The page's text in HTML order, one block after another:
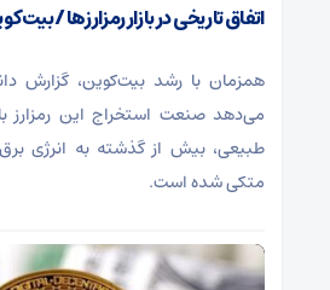
اتفاق تاریخی در بازار رمزارزها /
همزمان با رشد بیت‌کوین، گزارش
می‌دهد صنعت استخراج این رمزارز
طبیعی، بیش از گذشته به انرژی
متکی شده است.